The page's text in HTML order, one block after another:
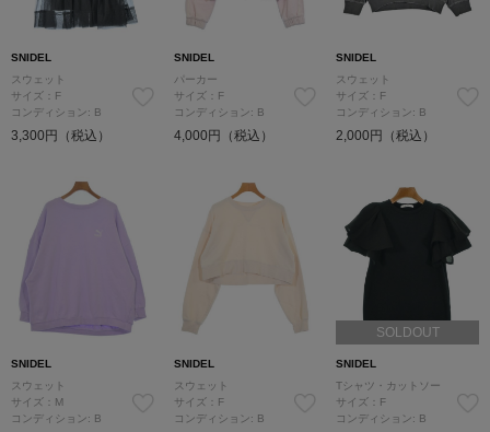
SNIDEL
スウェット
サイズ：F
コンディション: B
3,300円（税込）
SNIDEL
パーカー
サイズ：F
コンディション: B
4,000円（税込）
SNIDEL
スウェット
サイズ：F
コンディション: B
2,000円（税込）
SNIDEL
スウェット
サイズ：M
コンディション: B
SNIDEL
スウェット
サイズ：F
コンディション: B
SOLDOUT
SNIDEL
Tシャツ・カットソー
サイズ：F
コンディション: B